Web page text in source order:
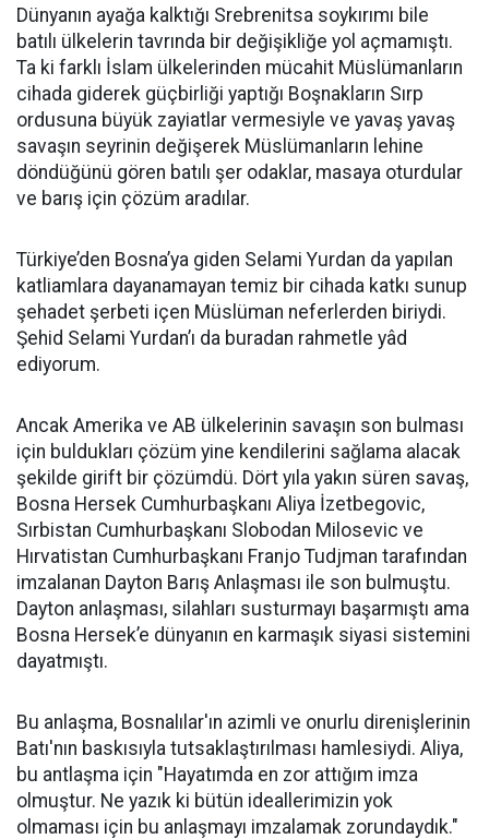
Dünyanın ayağa kalktığı Srebrenitsa soykırımı bile
batılı ülkelerin tavrında bir değişikliğe yol açmamıştı.
Ta ki farklı İslam ülkelerinden mücahit Müslümanların
cihada giderek güçbirliği yaptığı Boşnakların Sırp
ordusuna büyük zayiatlar vermesiyle ve yavaş yavaş
savaşın seyrinin değişerek Müslümanların lehine
döndüğünü gören batılı şer odaklar, masaya oturdular
ve barış için çözüm aradılar.
Türkiye’den Bosna’ya giden Selami Yurdan da yapılan
katliamlara dayanamayan temiz bir cihada katkı sunup
şehadet şerbeti içen Müslüman neferlerden biriydi.
Şehid Selami Yurdan’ı da buradan rahmetle yâd
ediyorum.
Ancak Amerika ve AB ülkelerinin savaşın son bulması
için buldukları çözüm yine kendilerini sağlama alacak
şekilde girift bir çözümdü. Dört yıla yakın süren savaş,
Bosna Hersek Cumhurbaşkanı Aliya İzetbegovic,
Sırbistan Cumhurbaşkanı Slobodan Milosevic ve
Hırvatistan Cumhurbaşkanı Franjo Tudjman tarafından
imzalanan Dayton Barış Anlaşması ile son bulmuştu.
Dayton anlaşması, silahları susturmayı başarmıştı ama
Bosna Hersek’e dünyanın en karmaşık siyasi sistemini
dayatmıştı.
Bu anlaşma, Bosnalılar'ın azimli ve onurlu direnişlerinin
Batı'nın baskısıyla tutsaklaştırılması hamlesiydi. Aliya,
bu antlaşma için "Hayatımda en zor attığım imza
olmuştur. Ne yazık ki bütün ideallerimizin yok
olmaması için bu anlaşmayı imzalamak zorundaydık."